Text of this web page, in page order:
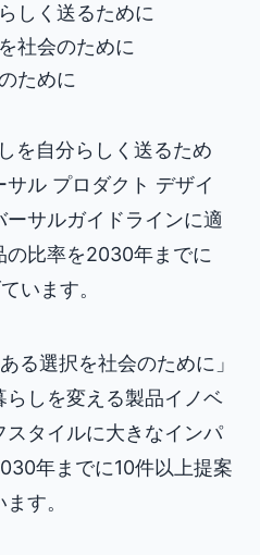
しく送るために
社会のために
ために
を自分らしく送るため
ル プロダクト デザイ
サルガイドラインに適
の比率を2030年までに
います。
る選択を社会のために」
しを変える製品イノベ
タイルに大きなインパ
年までに10件以上提案
す。